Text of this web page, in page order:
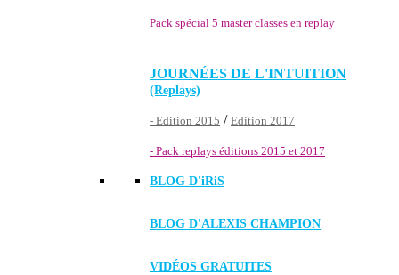
Pack spécial 5 master classes en replay
JOURNÉES DE L'INTUITION
(Replays)
- Edition 2015 / Edition 2017
- Pack replays éditions 2015 et 2017
BLOG D'iRiS
BLOG D'ALEXIS CHAMPION
VIDÉOS GRATUITES